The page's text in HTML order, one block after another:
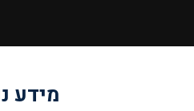
מידע